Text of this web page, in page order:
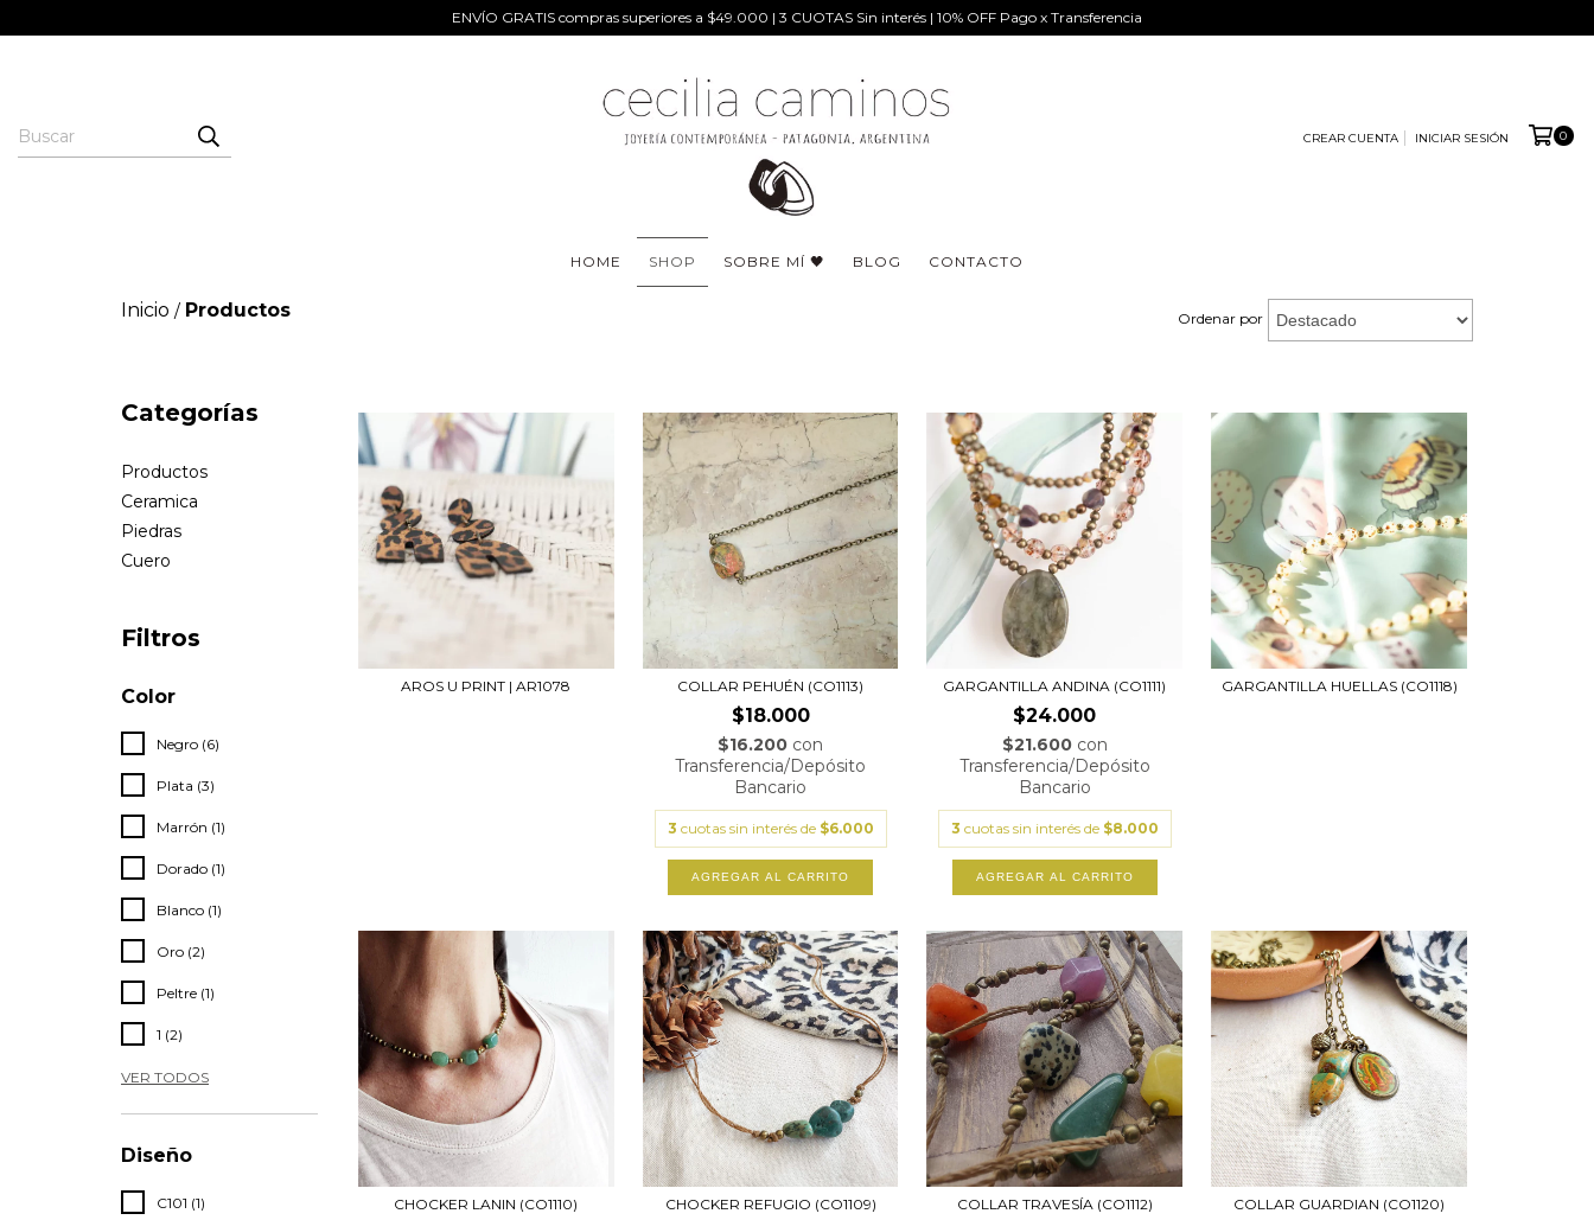
ENVÍO GRATIS compras superiores a $49.000 | 3 CUOTAS Sin interés | 10% OFF Pago x Transferencia
CREAR CUENTA INICIAR SESIÓN 0
HOME SHOP SOBRE MÍ 🖤 BLOG CONTACTO
Inicio / Productos Ordenar por
Categorías
Productos
Ceramica
Piedras
Cuero
Filtros
Color
Negro (6)
Plata (3)
Marrón (1)
Dorado (1)
Blanco (1)
Oro (2)
Peltre (1)
1 (2)
VER TODOS
Diseño
C101 (1)
AROS U PRINT | AR1078 COLLAR PEHUÉN (CO1113)
$18.000
$16.200 con
Transferencia/Depósito
Bancario
3 cuotas sin interés de $6.000
GARGANTILLA ANDINA (CO1111)
$24.000
$21.600 con
Transferencia/Depósito
Bancario
3 cuotas sin interés de $8.000
GARGANTILLA HUELLAS (CO1118)
CHOCKER LANIN (CO1110) CHOCKER REFUGIO (CO1109) COLLAR TRAVESÍA (CO1112) COLLAR GUARDIAN (CO1120)